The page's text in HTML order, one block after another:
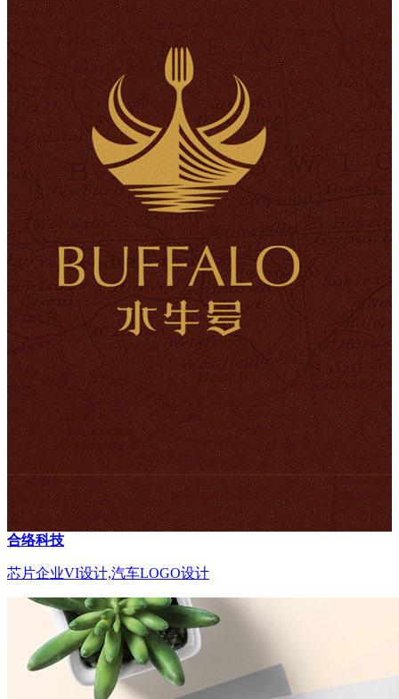
合络科技
芯片企业VI设计,汽车LOGO设计